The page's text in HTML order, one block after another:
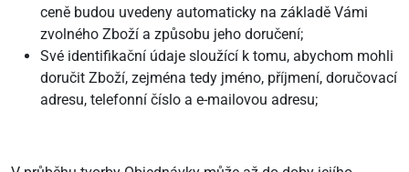
ceně budou uvedeny automaticky na základě Vámi
zvolného Zboží a způsobu jeho doručení;
Své identifikační údaje sloužící k tomu, abychom mohli
doručit Zboží, zejména tedy jméno, příjmení, doručovací
adresu, telefonní číslo a e-mailovou adresu;